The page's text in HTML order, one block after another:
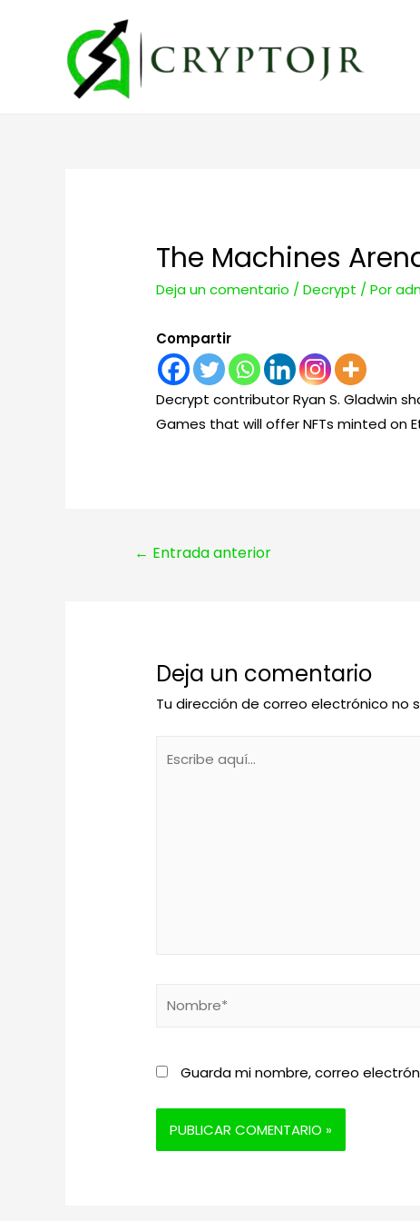
The Machines
Deja un comentario /Decrypt / Por
Compartir
Decrypt contributor Ryan S. Gladwin
Games that will offer NFTs minted on
Navegación
← Entrada anterior
Deja un comentario
Tu dirección de correo electrónico no
Guarda mi nombre, correo